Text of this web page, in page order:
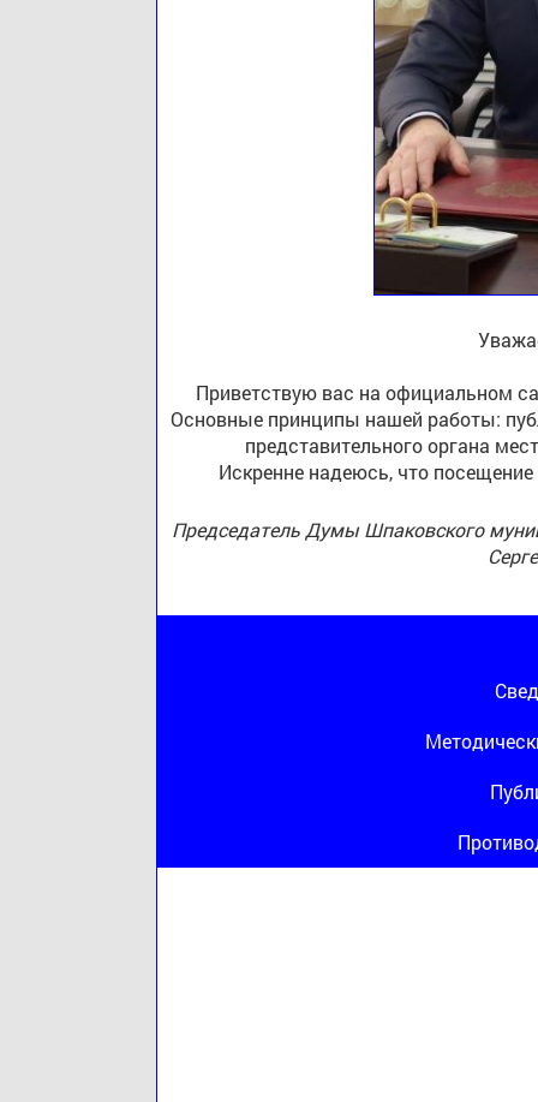
Приветствую вас на официальном
Основные принципы нашей работы:
представительного органа
Искренне надеюсь, что
Председатель Думы Шпаковского